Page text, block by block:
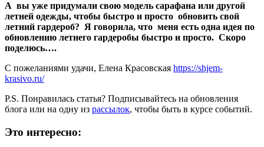
А вы уже придумали свою модель сарафана или другой
летней одежды, чтобы быстро и просто обновить свой
летний гардероб? Я говорила, что меня есть одна идея по
обновлению летнего гардеробы быстро и просто. Скоро
поделюсь….
С пожеланиями удачи, Елена Красовская https://shjem-
krasivo.ru/
P.S. Понравилась статья? Подписывайтесь на обновления
блога или на одну из рассылок, чтобы быть в курсе событий.
Это интересно: